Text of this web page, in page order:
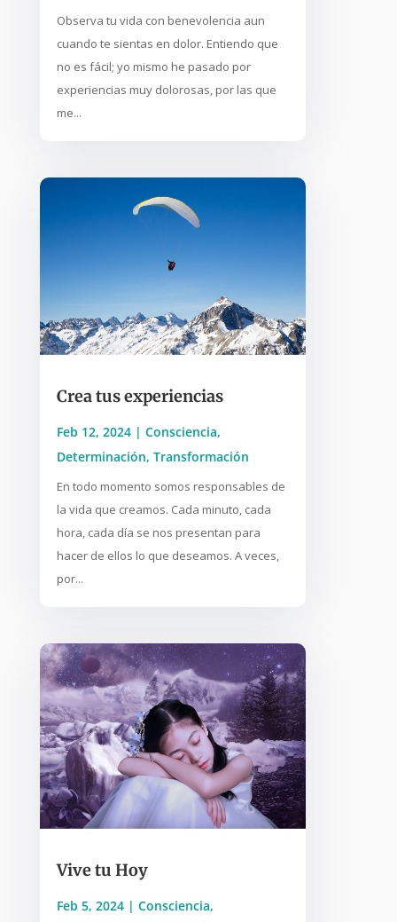
Observa tu vida con benevolencia aun
cuando te sientas en dolor. Entiendo que
no es fácil; yo mismo he pasado por
experiencias muy dolorosas, por las que
me...
Crea tus experiencias
Feb 12, 2024| Consciencia,
Determinación, Transformación
En todo momento somos responsables de
la vida que creamos. Cada minuto, cada
hora, cada día se nos presentan para
hacer de ellos lo que deseamos. A veces,
por...
Vive tu Hoy
Feb 5, 2024| Consciencia,